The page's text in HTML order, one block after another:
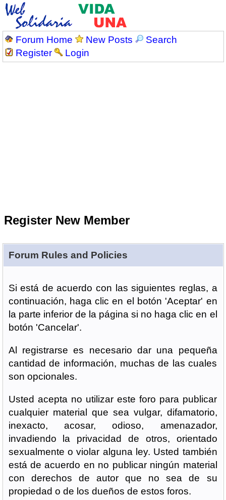
Forum Home New Posts
Search
Register
Login
Register New Member
Forum Rules and Policies
Si está de acuerdo con las siguientes reglas, a
continuación, haga clic en el botón 'Aceptar' en
la parte inferior de la página si no haga clic en el
botón 'Cancelar'.
Al registrarse es necesario dar una pequeña
cantidad de información, muchas de las cuales
son opcionales.
Usted acepta no utilizar este foro para publicar
cualquier material que sea vulgar, difamatorio,
inexacto, acosar, odioso, amenazador,
invadiendo la privacidad de otros, orientado
sexualmente o violar alguna ley. Usted también
está de acuerdo en no publicar ningún material
con derechos de autor que no sea de su
propiedad o de los dueños de estos foros.